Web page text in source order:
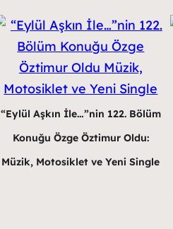
“Eylül Aşkın İle…”nin 122. Bölüm
Konuğu Özge Öztimur Oldu:
Müzik, Motosiklet ve Yeni Single